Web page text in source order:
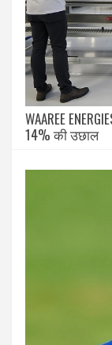
WAAREE
14% की उछाल